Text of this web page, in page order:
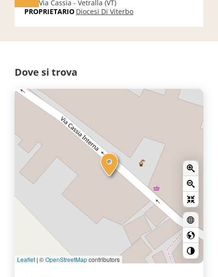
Via Cassia - Vetralla (VT)
PROPRIETARIO Diocesi Di Viterbo
Dove si trova
Leaflet | ©OpenStreetMapcontributors